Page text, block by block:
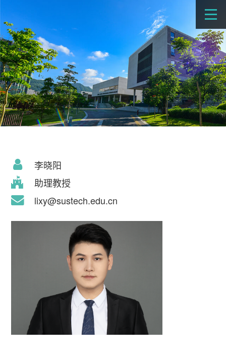
李晓阳
助理教授
lixy@sustech.edu.cn